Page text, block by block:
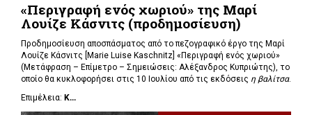
«Περιγραφή ενός χωριού» της Μαρί
Λουίζε Κάσνιτς (προδημοσίευση)
Προδημοσίευση αποσπάσματος από το πεζογραφικό έργο της Μαρί
Λουίζε Κάσνιτς [Marie Luise Kaschnitz] «Περιγραφή ενός χωριού»
(Μετάφραση – Επίμετρο – Σημειώσεις: Αλέξανδρος Κυπριώτης), το
οποίο θα κυκλοφορήσει στις 10 Ιουλίου από τις εκδόσεις η βαλίτσα.
Επιμέλεια: Κ...